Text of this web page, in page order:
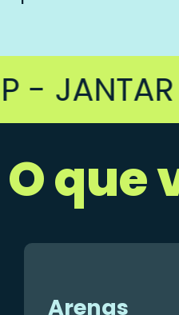
DE
O que
Arenas